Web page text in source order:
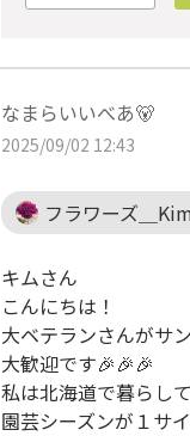
なまらいいべあ🐻
2025/09/02 12:43
フラワーズ＿
キムさん
こんにちは！
大ベテランさんがサ
大歓迎です🎉🎉🎉
私は北海道で暮らして
園芸シーズンが１サ